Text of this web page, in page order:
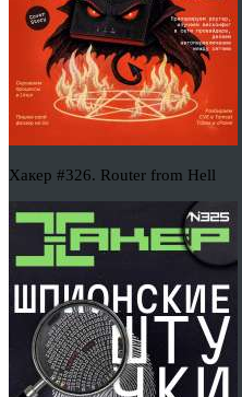
Хакер #326. Router from Hell